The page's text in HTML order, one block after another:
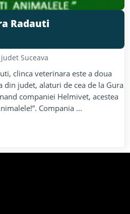
Radauti
judet Suceava
clinca veterinara este a doua
din judet, alaturi de cea de la Gura
companiei Helmivet, acestea
Compania ...